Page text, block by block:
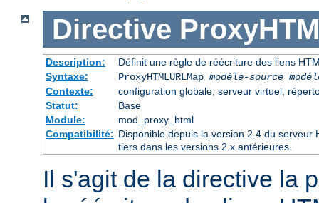
Directive
Description:
Définit une règle de réécriture des liens
Syntaxe:
ProxyHTMLURLMap modèle-source
Contexte:
configuration globale, serveur virtuel,
Statut:
Base
Module:
mod_proxy_html
Compatibilité: Disponible depuis la version 2.4 du serveur
tiers dans les versions 2.x antérieures.
Il s'agit de la directive la